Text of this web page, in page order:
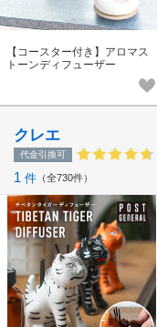
【コースター付き】アロマス
トーンディフューザー
クレエ
代金引換可
1 件 全730件